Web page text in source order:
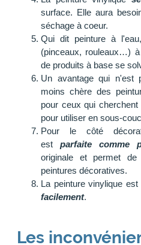
surface. Elle aura
séchage à coeur.
Qui dit peinture à
(pinceaux, rouleaux…)
de produits à base se
Un avantage qui n'est
moins chère des
pour ceux qui
pour utiliser en sous-
Pour le côté
est parfaite comme
originale et permet
peintures décoratives.
La peinture vinylique
facilement.
Les